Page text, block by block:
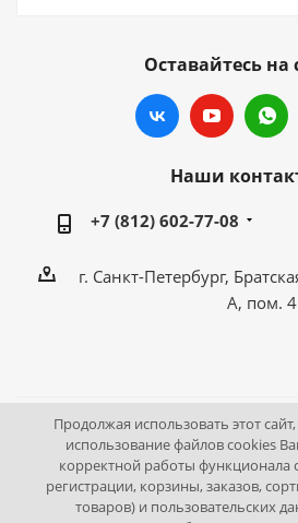
Оставайтесь на
Наши
+7 (812) 602-77-08
г. Санкт-Петербург,
А, пом. 4
2009 - 2026 © Промышленное
портал.
195043, г. Санкт-Петербург,
Продолжая использовать этот
использование файлов cookies
корректной работы функционала
регистрации, корзины, заказов,
товаров) и пользовательских